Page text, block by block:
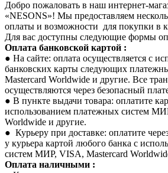
Добро пожаловать в наш интернет-
«NESONS»! Мы предоставляем
оплаты и возможности для покупки в
Для вас доступны следующие формы
Оплата банковской картой :
● На сайте: оплата осуществляется с
банковских карты следующих
Mastercard Worldwide и другие. Все
осуществляются через безопасный
● В пункте выдачи товара: оплатите
использованием платежных систем
Worldwide и другие.
● Курьеру при доставке: оплатите
у курьера картой любого банка с
систем МИР, VISA, Mastercard
Оплата наличными :